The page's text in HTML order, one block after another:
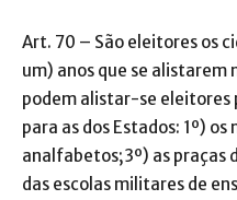
Art. 70 – São eleitores os
um) anos que se alistarem
podem alistar-se eleitores
para as dos Estados: 1º)
analfabetos;3º) as praças
das escolas militares de